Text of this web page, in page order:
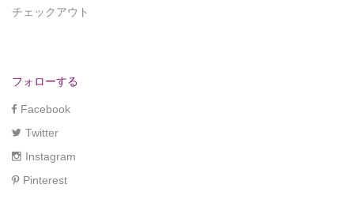
チェックアウト
フォローする
Facebook
Twitter
Instagram
Pinterest